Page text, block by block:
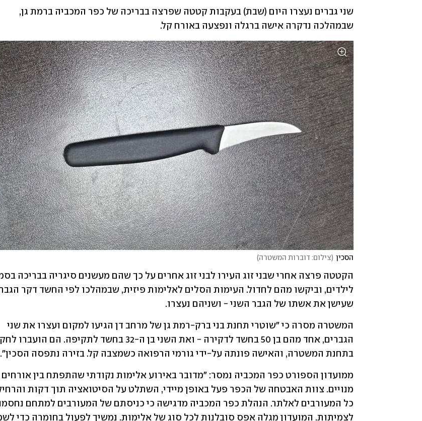
שבמהלכה נדקרה אישה ברגלה ונפצעה באורח קל.
הסכין (צילום: דוברות המשטרה)
שעישן את אשתו של הגבר השני - ושניהם נעצרו.
בתחנת המשטרה, והאישה פונתה על-ידי גורמי הרפואה כשמצבה קל. בזירה נתפסה הסכין".